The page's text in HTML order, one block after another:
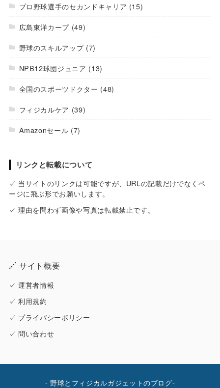
プロ野球選手のセカンドキャリア (15)
広島東洋カープ (49)
野球のスキルアップ(7)
NPB12球団ジュニア (13)
全国のスポーツドクター (48)
フィジカルケア (39)
Amazonセール (7)
リンクと転載について
✓ 当サイトのリンクは可能ですが、URLの記載だけでなくペ
ージに飛ぶ形でお願いします。
✓ 理由を問わず画像や写真は転載禁止です。
🔗 サイト概要
✓運営者情報
✓利用規約
✓ プライバシーポリシー
✓ 問い合わせ
- 野球とフィジカルガジェットのブログ-